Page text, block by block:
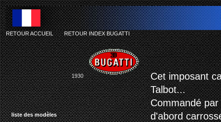
liste des modèles
RETOUR ACCUEIL-RETOUR INDEX BUGATTI
1930
Cet imposant
Talbot...
Commandé
d'abord